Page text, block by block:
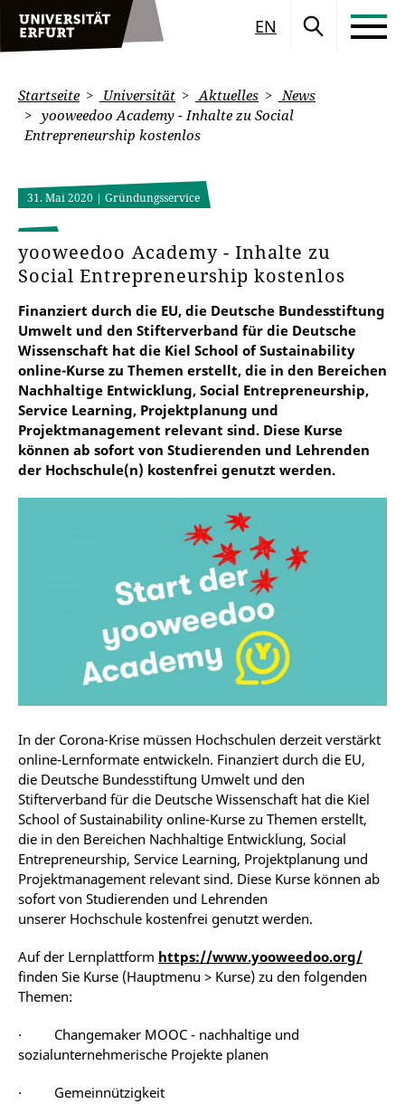
EN
Startseite Universität Aktuelles
News
yooweedoo Academy - Inhalte zu Social
Entrepreneurship kostenlos
31. Mai 2020 | Gründungsservice
yooweedoo Academy - Inhalte zu
Social Entrepreneurship kostenlos
Finanziert durch die EU, die Deutsche Bundesstiftung
Umwelt und den Stifterverband für die Deutsche
Wissenschaft hat die Kiel School of Sustainability
online-Kurse zu Themen erstellt, die in den Bereichen
Nachhaltige Entwicklung, Social Entrepreneurship,
Service Learning, Projektplanung und
Projektmanagement relevant sind. Diese Kurse
können ab sofort von Studierenden und Lehrenden
der Hochschule(n) kostenfrei genutzt werden.
In der Corona-Krise müssen Hochschulen derzeit verstärkt
online-Lernformate entwickeln. Finanziert durch die EU,
die Deutsche Bundesstiftung Umwelt und den
Stifterverband für die Deutsche Wissenschaft hat die Kiel
School of Sustainability online-Kurse zu Themen erstellt,
die in den Bereichen Nachhaltige Entwicklung, Social
Entrepreneurship, Service Learning, Projektplanung und
Projektmanagement relevant sind. Diese Kurse können ab
sofort von Studierenden und Lehrenden
unserer Hochschule kostenfrei genutzt werden.
Auf der Lernplattform https://www.yooweedoo.org/
finden Sie Kurse (Hauptmenu > Kurse) zu den folgenden
Themen:
· Changemaker MOOC - nachhaltige und
sozialunternehmerische Projekte planen
· Gemeinnützigkeit